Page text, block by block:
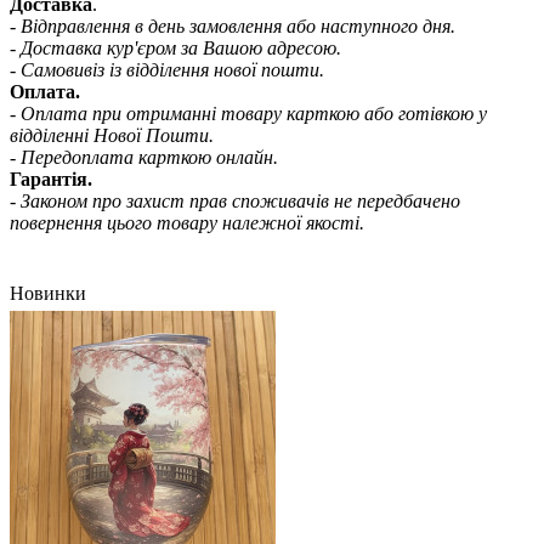
Доставка.
- Відправлення в день замовлення або наступного дня.
- Доставка кур'єром за Вашою адресою.
- Самовивіз із відділення нової пошти.
Оплата.
- Оплата при отриманні товару карткою або готівкою у
відділенні Нової Пошти.
- Передоплата карткою онлайн.
Гарантія.
- Законом про захист прав споживачів не передбачено
повернення цього товару належної якості.
Новинки